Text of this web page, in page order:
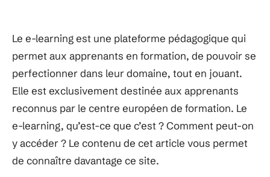
Le e-learning est une plateforme pédagogique qui
permet aux apprenants en formation, de pouvoir se
perfectionner dans leur domaine, tout en jouant.
Elle est exclusivement destinée aux apprenants
reconnus par le centre européen de formation. Le
e-learning, qu’est-ce que c’est ? Comment peut-on
y accéder ? Le contenu de cet article vous permet
de connaître davantage ce site.